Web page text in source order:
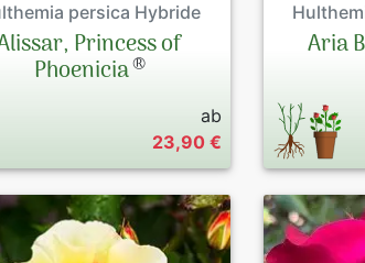
persica Hybride
Princess of
Phoenicia®
ab
23,90 €
Aria